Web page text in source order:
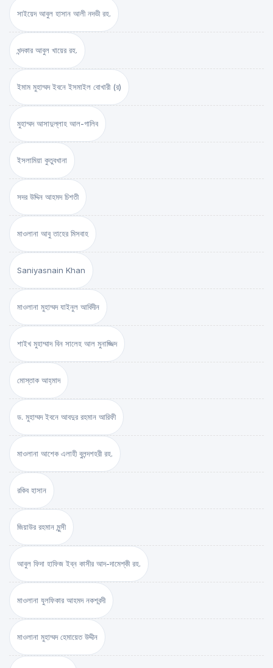
সাইয়েদ আবুল হাসান আলী নদভী রহ.
খন্দকার আবুল খায়ের রহ.
ইমাম মুহাম্মদ ইবনে ইসমাইল বোখারী (র)
মুহাম্মদ আসাদুল্লাহ আল-গালিব
ইসলামিয়া কুতুবখানা
সদর উদ্দিন আহমদ চিশতী
মাওলানা আবু তাহের মিসবাহ
Saniyasnain Khan
মাওলানা মুহাম্মদ যাইনুল আবিদীন
শাইখ মুহাম্মাদ বিন সালেহ আল মুনাজ্জিদ
মোস্তাক আহ্‌মাদ
ড. মুহাম্মদ ইবনে আবদুর রহমান আরিফী
মাওলানা আশেক এলাহী বুলন্দশহরী রহ.
রকিব হাসান
জিয়াউর রহমান মুন্সী
আবুল ফিদা হাফিজ ইব্‌ন কাসীর আদ-দামেশ্‌কী রহ.
মাওলানা যুলফিকার আহমদ নকশবন্দী
মাওলানা মুহাম্মদ হেমায়েত উদ্দীন